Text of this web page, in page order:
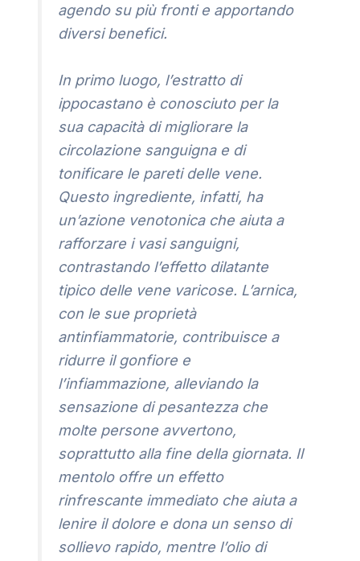
agendo su più fronti e apportando
diversi benefici.
In primo luogo, l’estratto di
ippocastano è conosciuto per la
sua capacità di migliorare la
circolazione sanguigna e di
tonificare le pareti delle vene.
Questo ingrediente, infatti, ha
un’azione venotonica che aiuta a
rafforzare i vasi sanguigni,
contrastando l’effetto dilatante
tipico delle vene varicose. L’arnica,
con le sue proprietà
antinfiammatorie, contribuisce a
ridurre il gonfiore e
l’infiammazione, alleviando la
sensazione di pesantezza che
molte persone avvertono,
soprattutto alla fine della giornata. Il
mentolo offre un effetto
rinfrescante immediato che aiuta a
lenire il dolore e dona un senso di
sollievo rapido, mentre l’olio di